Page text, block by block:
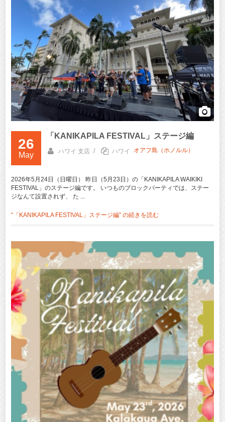
26
May
「KANIKAPILA FESTIVAL」ステージ編
ハワイ 支店 / ハワイ オアフ島（ホノルル）
2026年5月24日（日曜日） 昨日（5月23日）の「KANIKAPILA WAIKIKI
FESTIVAL」のステージ編です。 いつものブロックパーティでは、ステー
ジなんて設置されず、 た ...
“「KANIKAPILA FESTIVAL」ステージ編” の続きを読む